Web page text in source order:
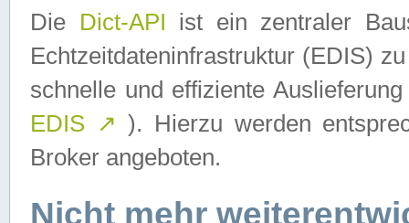
Die Dict-API ist ein zentraler
Echtzeitdateninfrastruktur (EDIS)
schnelle und effiziente
EDIS ↗ ). Hierzu werden
Broker angeboten.
Nicht mehr